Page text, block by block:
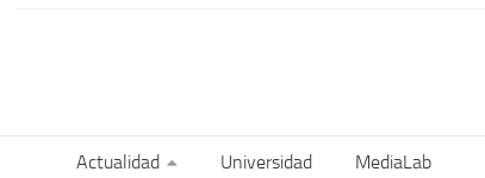
Actualidad Universidad MediaLab